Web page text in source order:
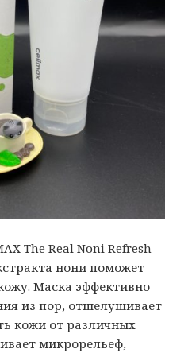
The Real Noni Refresh
нони поможет
Маска эффективно
из пор, отшелушивает
кожи от различных
микрорельеф,